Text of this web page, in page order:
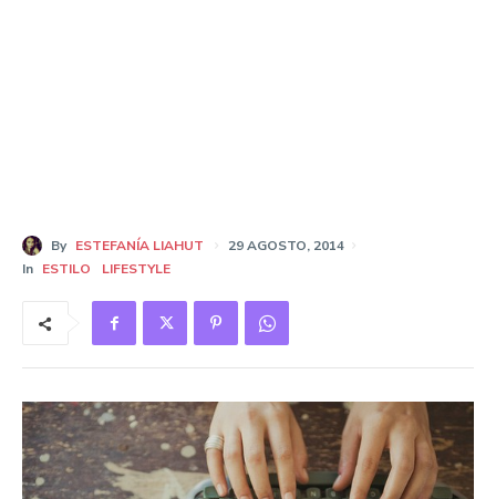
By ESTEFANÍA LIAHUT
29 AGOSTO, 2014
In ESTILO LIFESTYLE